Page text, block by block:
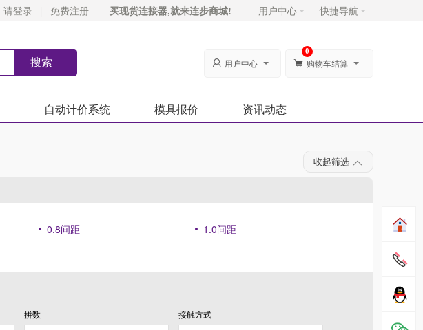
请登录 免费注册 买现货连接器,就来连步商城! 用户中心 快捷导航
 用户中心  购物车结算
0
自动计价系统 模具报价 资讯动态
收起筛选
0.8间距
1.0间距
拼数 接触方式